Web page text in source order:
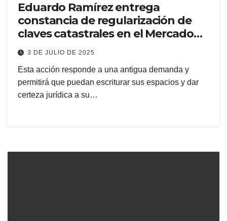
Eduardo Ramírez entrega
constancia de regularización de
claves catastrales en el Mercado
de los Ancianos
3 DE JULIO DE 2025
Esta acción responde a una antigua demanda y
permitirá que puedan escriturar sus espacios y dar
certeza jurídica a su…